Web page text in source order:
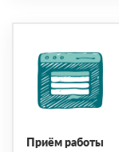
Приём работы